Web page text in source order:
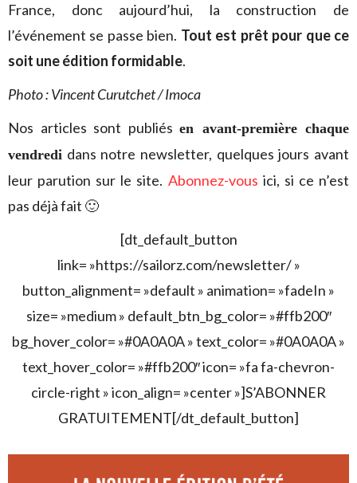
France, donc aujourd’hui, la construction de
l’événement se passe bien. Tout est prêt pour que ce
soit une édition formidable.
Photo : Vincent Curutchet / Imoca
Nos articles sont publiés en avant-première chaque
vendredi dans notre newsletter, quelques jours avant
leur parution sur le site. Abonnez-vous ici, si ce n’est
pas déjà fait 🙂
[dt_default_button
link= »https://sailorz.com/newsletter/ »
button_alignment= »default » animation= »fadeIn »
size= »medium » default_btn_bg_color= »#ffb200″
bg_hover_color= »#0A0A0A » text_color= »#0A0A0A »
text_hover_color= »#ffb200″ icon= »fa fa-chevron-
circle-right » icon_align= »center »]S’ABONNER
GRATUITEMENT[/dt_default_button]